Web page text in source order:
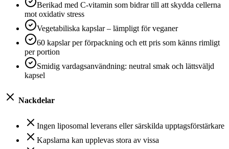
Berikad med C‑vitamin som bidrar till att skydda cellerna
mot oxidativ stress
Vegetabiliska kapslar – lämpligt för veganer
60 kapslar per förpackning och ett pris som känns rimligt
per portion
Smidig vardagsanvändning: neutral smak och lättsväljd
kapsel
Nackdelar
Ingen liposomal leverans eller särskilda upptagsförstärkare
Kapslarna kan upplevas stora av vissa